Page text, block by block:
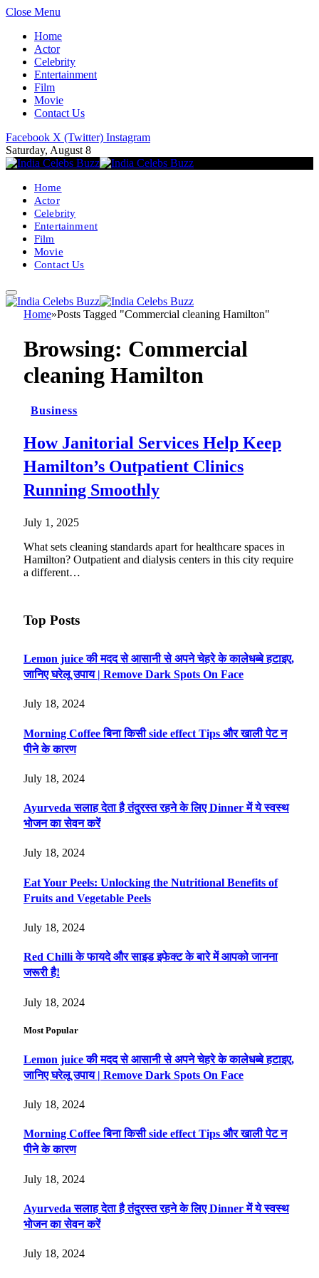
Close Menu
Home
Actor
Celebrity
Entertainment
Film
Movie
Contact Us
Facebook X (Twitter) Instagram
Saturday, August 8
Home
Actor
Celebrity
Entertainment
Film
Movie
Contact Us
Home»Posts Tagged "Commercial cleaning Hamilton"
Browsing: Commercial
cleaning Hamilton
Business
How Janitorial Services Help Keep
Hamilton’s Outpatient Clinics
Running Smoothly
July 1, 2025
What sets cleaning standards apart for healthcare spaces in
Hamilton? Outpatient and dialysis centers in this city require
a different…
Top Posts
Lemon juice की मदद से आसानी से अपने चेहरे के कालेधब्बे हटाइए,
जानिए घरेलू उपाय | Remove Dark Spots On Face
July 18, 2024
Morning Coffee बिना किसी side effect Tips और खाली पेट न
पीने के कारण
July 18, 2024
Ayurveda सलाह देता है तंदुरस्त रहने के लिए Dinner में ये स्वस्थ
भोजन का सेवन करें
July 18, 2024
Eat Your Peels: Unlocking the Nutritional Benefits of
Fruits and Vegetable Peels
July 18, 2024
Red Chilli के फायदे और साइड इफेक्ट के बारे में आपको जानना
जरूरी है!
July 18, 2024
Most Popular
Lemon juice की मदद से आसानी से अपने चेहरे के कालेधब्बे हटाइए,
जानिए घरेलू उपाय | Remove Dark Spots On Face
July 18, 2024
Morning Coffee बिना किसी side effect Tips और खाली पेट न
पीने के कारण
July 18, 2024
Ayurveda सलाह देता है तंदुरस्त रहने के लिए Dinner में ये स्वस्थ
भोजन का सेवन करें
July 18, 2024